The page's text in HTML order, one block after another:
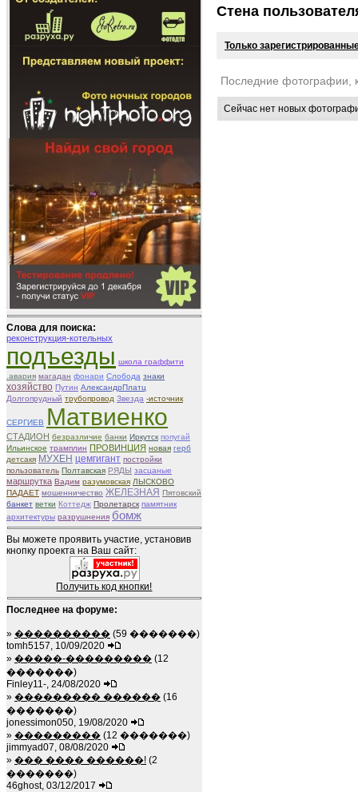
Слова для поиска:
реконструкция-котельных
подъезды школа граффити
.авария магадан фонари Слобода знаки
хозяйство Путин АлександрПлатц
Долгопрудный трубопровод Звезда -источник
СЕРГИЕВ Матвиенко
СТАДИОН безразличие банки Иркутск попугай
Ильинское трамплин ПРОВИНЦИЯ новая герб
детсакя МУХЕН цемгигант постройки
пользователь Полтавская РЯДЫ засцаные
маршрутка Вадим разумовская ЛЫСКОВО
ПАДАЕТ мошенничество ЖЕЛЕЗНАЯ Пятовский
банкет ветки Коттедж Пролетарск памятник
архитектуры разрушнения бомж
Вы можете проявить участие, установив
кнопку проекта на Ваш сайт:
Получить код кнопки!
Последнее на форуме:
» ���������� (59 �������)
tomh5157, 10/09/2020
» �����-��������� (12
�������)
Finley11-, 24/08/2020
» ��������� ������ (16
�������)
jonessimon050, 19/08/2020
» ��������� (12 �������)
jimmyad07, 08/08/2020
» ��� ���� ������! (2
�������)
46ghost, 03/12/2017
Стена
Только
Последние фотографии,
Сейчас нет новых